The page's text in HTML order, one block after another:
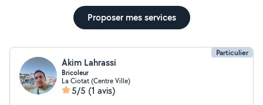
Proposer mes services
Particulier
Akim Lahrassi
Bricoleur
La Ciotat (Centre Ville)
5/5 (1 avis)